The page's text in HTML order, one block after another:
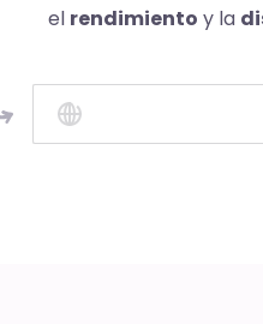
los
servicios
de
el rendimiento y la